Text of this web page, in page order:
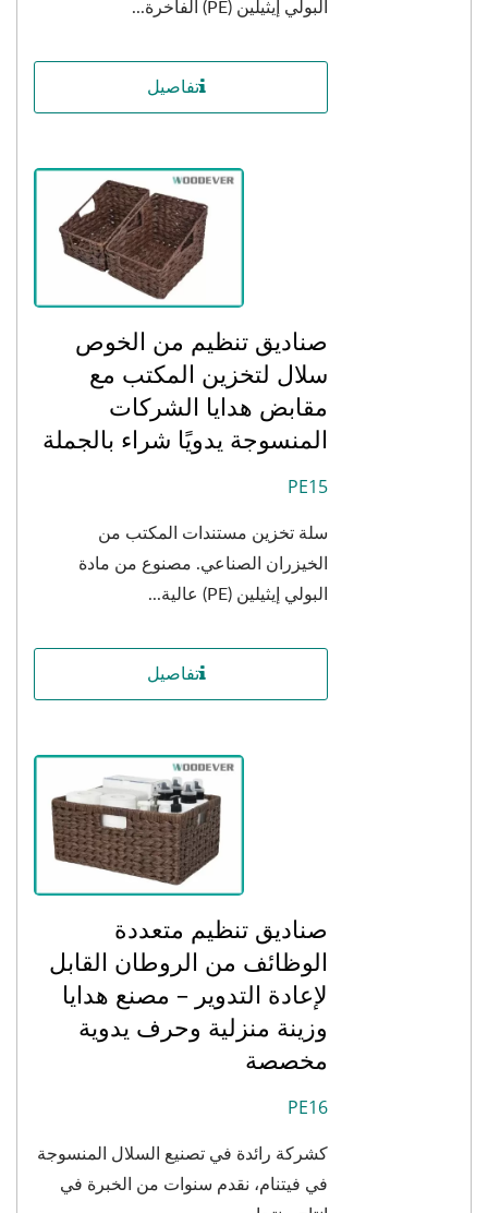
البولي إيثيلين (PE) الفاخرة...
تفاصيل
صناديق تنظيم من الخوص
سلال لتخزين المكتب مع
مقابض هدايا الشركات
المنسوجة يدويًا شراء بالجملة
PE15
سلة تخزين مستندات المكتب من
الخيزران الصناعي. مصنوع من مادة
البولي إيثيلين (PE) عالية...
تفاصيل
صناديق تنظيم متعددة
الوظائف من الروطان القابل
لإعادة التدوير – مصنع هدايا
وزينة منزلية وحرف يدوية
مخصصة
PE16
كشركة رائدة في تصنيع السلال المنسوجة
في فيتنام، نقدم سنوات من الخبرة في